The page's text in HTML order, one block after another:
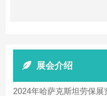
展会介绍
2024年哈萨克斯坦劳保